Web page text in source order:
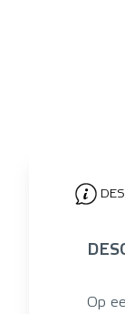
Op